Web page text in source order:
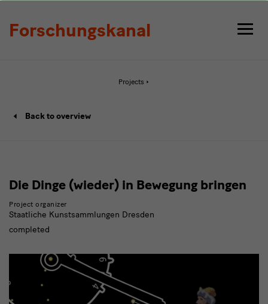
Forschungskanal
Projects
Project
Back to overview
Die Dinge (wieder) in Bewegung bringen
Project organizer
Staatliche Kunstsammlungen Dresden
completed